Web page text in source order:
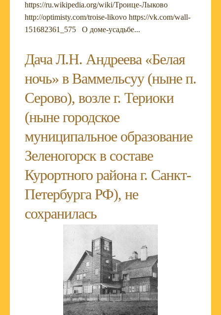
https://ru.wikipedia.org/wiki/Троице-Лыково
http://optimisty.com/troise-likovo https://vk.com/wall-
151682361_575 О доме-усадьбе...
Дача Л.Н. Андреева «Белая
ночь» в Ваммельсуу (ныне п.
Серово), возле г. Териоки
(ныне городское
муниципальное образование
Зеленогорск в составе
Курортного района г. Санкт-
Петербурга РФ), не
сохранилась